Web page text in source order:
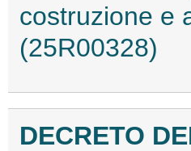
costruzione e
(25R00328)
DECRETO